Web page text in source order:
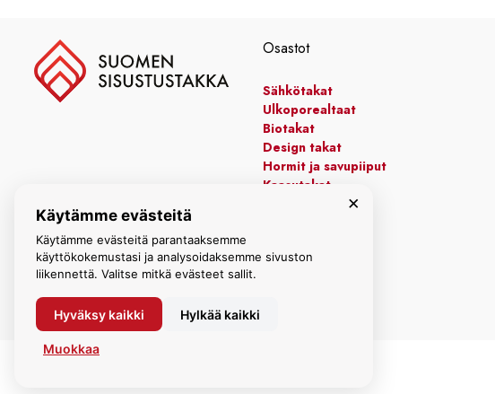
Osastot
Sähkötakat
Ulkoporealtaat
Biotakat
Design takat
Hormit ja savupiiput
Kaasutakat
Kiertoilmatakat
×
Käytämme evästeitä
Käytämme evästeitä parantaaksemme
käyttökokemustasi ja analysoidaksemme sivuston
liikennettä. Valitse mitkä evästeet sallit.
Hyväksy kaikki Hylkää kaikki
Muokkaa